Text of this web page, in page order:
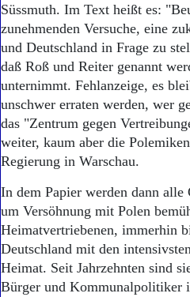
Wer wir
Aktuelle
Abonnent
Berlin-
Danzig und
Süssmuth. Im Text heißt es:
zunehmenden Versuche, eine
und Deutschland in Frage zu
daß Roß und Reiter genannt
unternimmt. Fehlanzeige, es
unschwer erraten werden, wer
das "Zentrum gegen
weiter, kaum aber die
Regierung in Warschau.
In dem Papier werden dann
um Versöhnung mit Polen
Heimatvertriebenen, immerhin
Deutschland mit den
Heimat. Seit Jahrzehnten sind
Bürger und Kommunalpolitiker